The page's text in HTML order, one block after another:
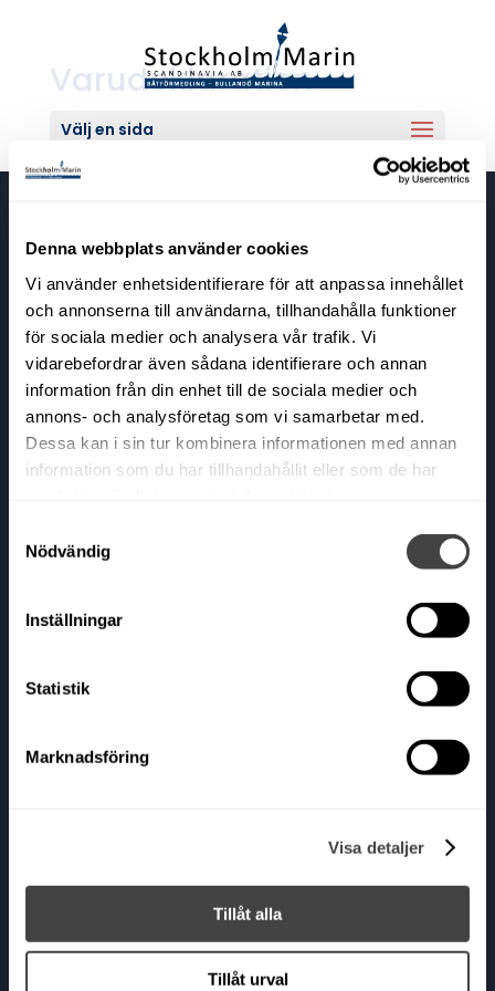
Denna webbplats använder cookies
Vi använder enhetsidentifierare för att anpassa innehållet
och annonserna till användarna, tillhandahålla funktioner
för sociala medier och analysera vår trafik. Vi
vidarebefordrar även sådana identifierare och annan
information från din enhet till de sociala medier och
annons- och analysföretag som vi samarbetar med.
Dessa kan i sin tur kombinera informationen med annan
information som du har tillhandahållit eller som de har
Nödvändig
Inställningar
Statistik
Marknadsföring
Visa detaljer
Tillåt alla
Tillåt urval
Välj en sida
Varudeklaration
Bullandövägen 30
139 56 Värmdö
Kontaktuppgifter
info@stockholmmarin.se
08-571 451 20
Öppettider
Köpa båt
Köp din nya segel- eller motorbåt av oss.